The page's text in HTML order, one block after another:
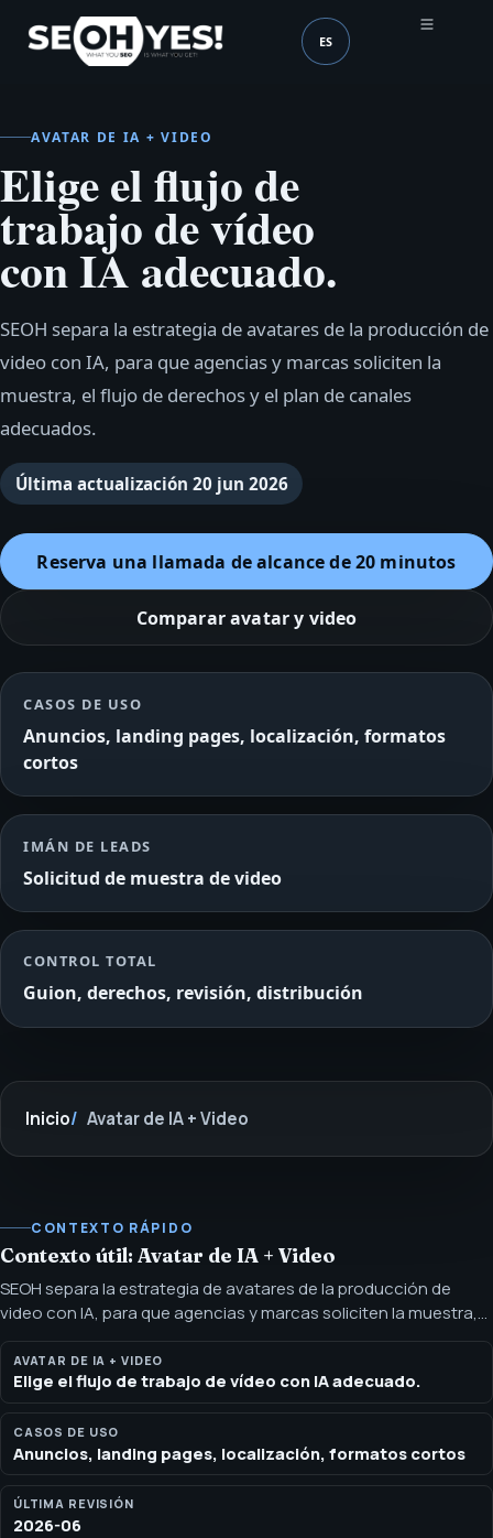
SEOH Idioma (mobile
ES
AVATAR DE IA + VIDEO
Elige el flujo de
trabajo de vídeo
con IA adecuado.
SEOH separa la estrategia de avatares de la producción de
video con IA, para que agencias y marcas soliciten la
muestra, el flujo de derechos y el plan de canales
adecuados.
Última actualización 20 jun 2026
Reserva una llamada de alcance de 20 minutos
Comparar avatar y video
CASOS DE USO
Anuncios, landing pages, localización, formatos
cortos
IMÁN DE LEADS
Solicitud de muestra de video
CONTROL TOTAL
Guion, derechos, revisión, distribución
Inicio Avatar de IA + Video
CONTEXTO RÁPIDO
Contexto útil: Avatar de IA + Video
SEOH separa la estrategia de avatares de la producción de
video con IA, para que agencias y marcas soliciten la muestra,
el flujo de derechos y el plan de canales adecuados. Los flujos
de avatar funcionan mejor cuando hace falta un portavoz
consistente. El video con IA es ideal cuando importan el guion,
la locución, el movimiento, la localización o el volumen de
formatos cortos.
AVATAR DE IA + VIDEO
Elige el flujo de trabajo de vídeo con IA adecuado.
CASOS DE USO
Anuncios, landing pages, localización, formatos cortos
ÚLTIMA REVISIÓN
2026-06